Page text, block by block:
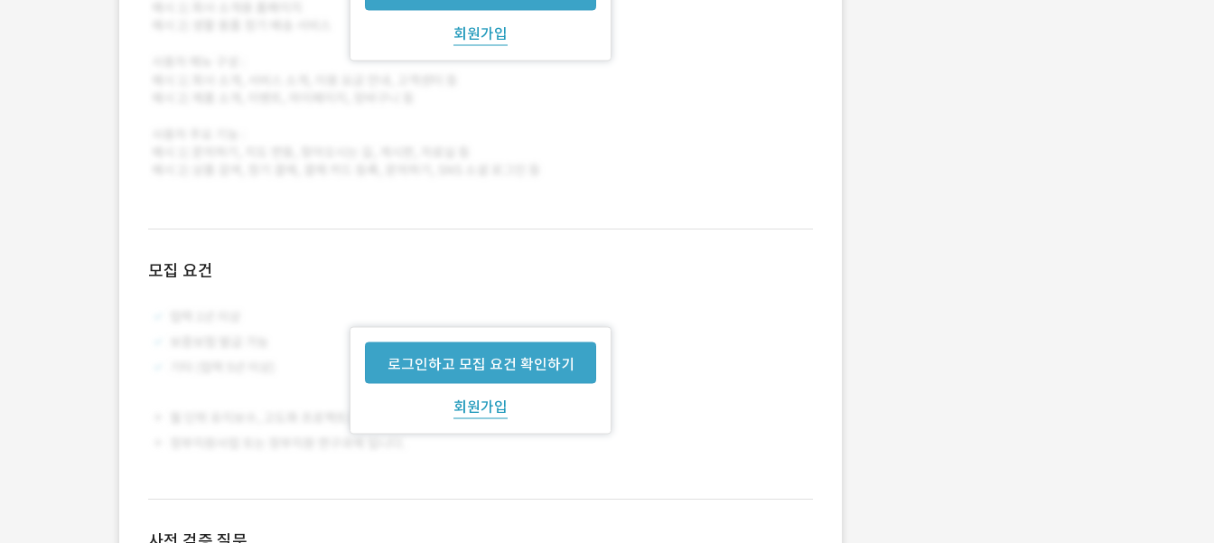
회원가입
모집 요건
로그인하고 모집 요건 확인하기
회원가입